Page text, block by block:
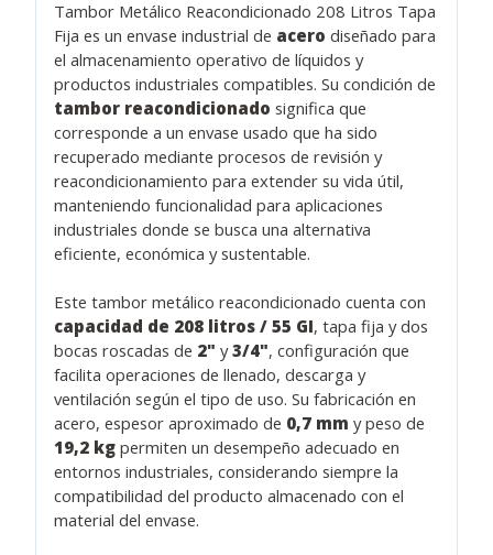
Tambor Metálico Reacondicionado 208 Litros Tapa
Fija es un envase industrial de acero diseñado para
el almacenamiento operativo de líquidos y
productos industriales compatibles. Su condición de
tambor reacondicionado significa que
corresponde a un envase usado que ha sido
recuperado mediante procesos de revisión y
reacondicionamiento para extender su vida útil,
manteniendo funcionalidad para aplicaciones
industriales donde se busca una alternativa
eficiente, económica y sustentable.
Este tambor metálico reacondicionado cuenta con
capacidad de 208 litros / 55 GI, tapa fija y dos
bocas roscadas de 2" y3/4", configuración que
facilita operaciones de llenado, descarga y
ventilación según el tipo de uso. Su fabricación en
acero, espesor aproximado de 0,7 mm y peso de
19,2 kg permiten un desempeño adecuado en
entornos industriales, considerando siempre la
compatibilidad del producto almacenado con el
material del envase.